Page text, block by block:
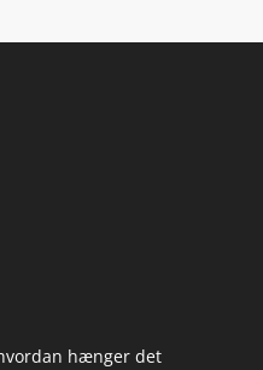
hænger det